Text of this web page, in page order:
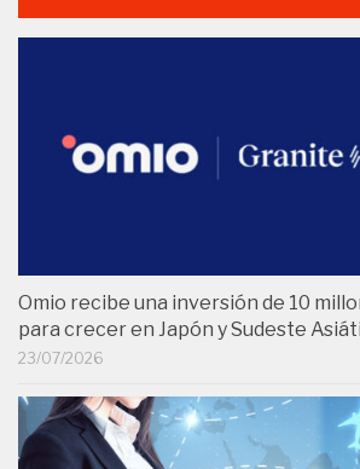
Omio recibe una inversión de 10
para crecer en Japón y Sudeste
23/07/2026